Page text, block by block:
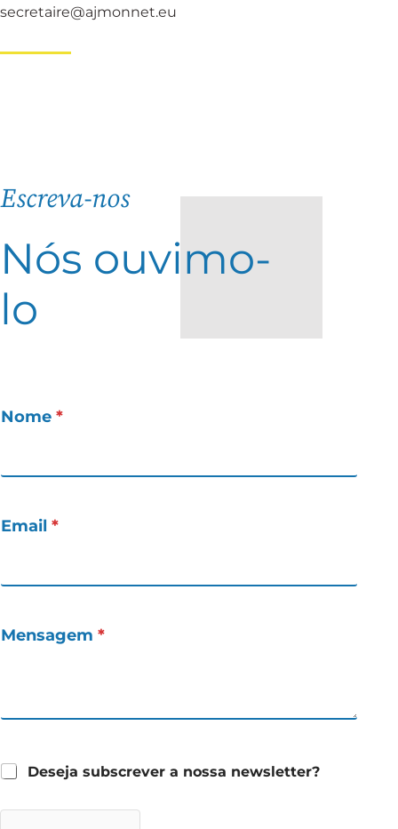
secretaire@ajmonnet.eu
Escreva-nos
Nós ouvimo-
lo
Nome *
Email *
Mensagem *
Deseja subscrever a nossa newsletter?